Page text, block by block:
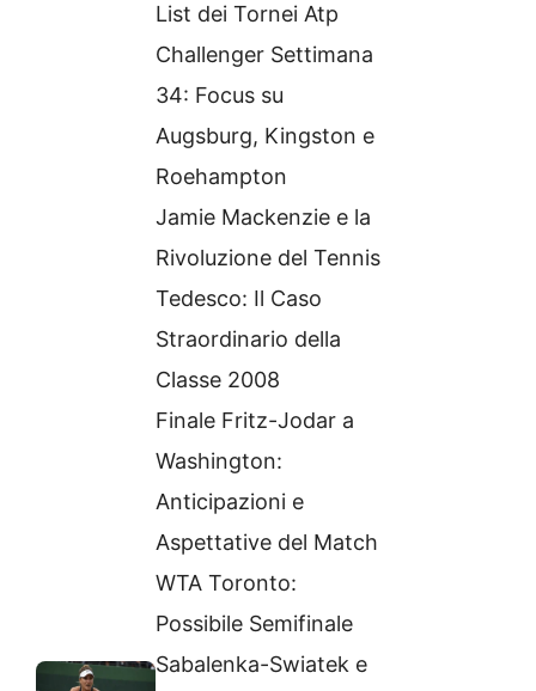
List dei Tornei Atp
Challenger Settimana
34: Focus su
Augsburg, Kingston e
Roehampton
Jamie Mackenzie e la
Rivoluzione del Tennis
Tedesco: Il Caso
Straordinario della
Classe 2008
Finale Fritz-Jodar a
Washington:
Anticipazioni e
Aspettative del Match
WTA Toronto:
Possibile Semifinale
Sabalenka-Swiatek e